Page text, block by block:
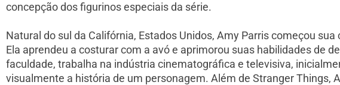
concepção dos figurinos especiais da série.
Natural do sul da Califórnia, Estados Unidos, Amy Parris começou
Ela aprendeu a costurar com a avó e aprimorou suas habilidades de
faculdade, trabalha na indústria cinematográfica e televisiva,
visualmente a história de um personagem. Além de Stranger Things,